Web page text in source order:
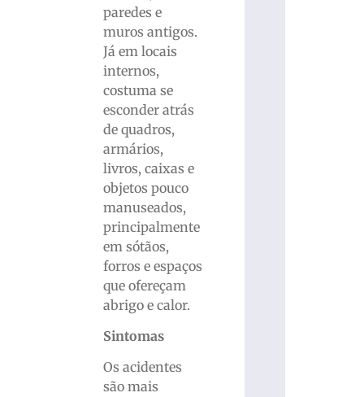
paredes e
muros antigos.
Já em locais
internos,
costuma se
esconder atrás
de quadros,
armários,
livros, caixas e
objetos pouco
manuseados,
principalmente
em sótãos,
forros e espaços
que ofereçam
abrigo e calor.
Sintomas
Os acidentes
são mais